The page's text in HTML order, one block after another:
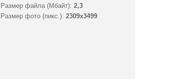
Размер файла (Мбайт): 2,3
Размер фото (пикс.): 2309x3499